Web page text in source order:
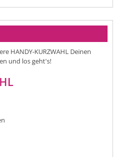
HANDY-KURZWAHL Deinen
und los geht's!